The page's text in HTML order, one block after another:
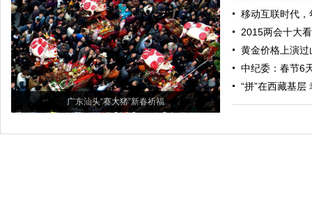
广东汕头“赛大猪”新春祈福
移动互联时代，
2015两会十大
黄金价格上演
中纪委：春节6
“拼”在西藏基层